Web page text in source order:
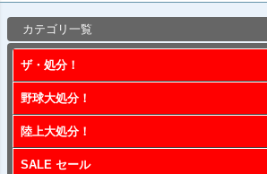
カテゴリ一覧
ザ・処分！
野球大処分！
陸上大処分！
SALE セール